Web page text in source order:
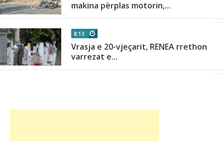
makina përplas motorin,...
8:13
Vrasja e 20-vjeçarit, RENEA rrethon
varrezat e...